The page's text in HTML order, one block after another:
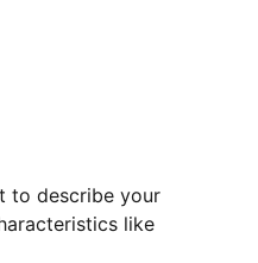
to describe your
like